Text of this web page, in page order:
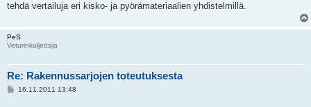
tehdä vertailuja eri kisko- ja pyörämateriaalien yhdistelmillä.
PeS
Veturinkuljettaja
Re: Rakennussarjojen toteutuksesta
V16.11.2011 13:48